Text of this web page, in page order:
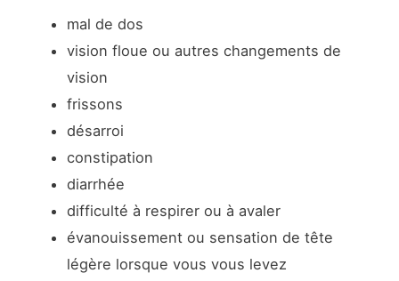
mal de dos
vision floue ou autres changements de
vision
frissons
désarroi
constipation
diarrhée
difficulté à respirer ou à avaler
évanouissement ou sensation de tête
légère lorsque vous vous levez